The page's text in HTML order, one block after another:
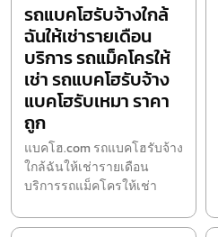
รถแบคโฮรับจ้างใกล้
ฉันให้เช่ารายเดือน
บริการ รถแม็คโครให้
เช่า รถแบคโฮรับจ้าง
แบคโฮรับเหมา ราคา
ถูก
แบคโฮ.com รถแบคโฮรับจ้าง
ใกล้ฉันให้เช่ารายเดือน
บริการรถแม็คโครให้เช่า